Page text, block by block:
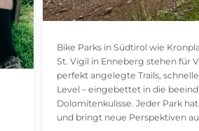
Bike Parks in Südtirol wie
St. Vigil in Enneberg stehen für
perfekt angelegte Trails,
Level – eingebettet in die
Dolomitenkulisse. Jeder Park
und bringt neue Perspektiven